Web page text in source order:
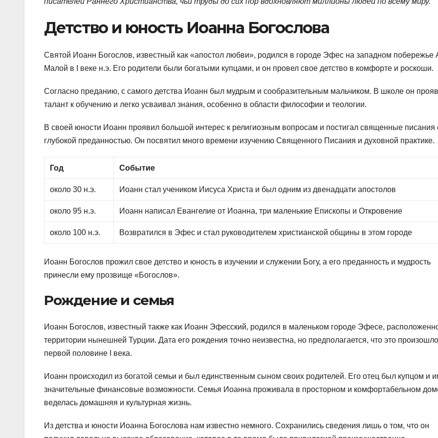
Детство и юность Иоанна Богослова
Святой Иоанн Богослов, известный как «апостол любви», родился в городе Эфес на западном побережье
Малой в I веке н.э. Его родители были богатыми купцами, и он провел свое детство в комфорте и роскоши.
Согласно преданию, с самого детства Иоанн был мудрым и сообразительным мальчиком. В школе он
талант к обучению и легко усваивал знания, особенно в области философии и теологии.
В своей юности Иоанн проявил большой интерес к религиозным вопросам и постигал священные писания
глубокой преданностью. Он посвятил много времени изучению Священного Писания и духовной практике.
Год Событие
около 30 н.э. Иоанн стал учеником Иисуса Христа и был одним из двенадцати апостолов
около 95 н.э. Иоанн написал Евангелие от Иоанна, три маленькие Епископы и Откровение
около 100 н.э. Возвратился в Эфес и стал руководителем христианской общины в этом городе
Иоанн Богослов прожил свое детство и юность в изучении и служении Богу, а его преданность и мудрость
принесли ему прозвище «Богослов».
Рождение и семья
Иоанн Богослов, известный также как Иоанн Эфесский, родился в маленьком городе Эфесе,
территории нынешней Турции. Дата его рождения точно неизвестна, но предполагается, что это
первой половине I века.
Иоанн происходил из богатой семьи и был единственным сыном своих родителей. Его отец был купцом и
значительные финансовые возможности. Семья Иоанна проживала в просторном и комфортабельном
веделась домашняя и культурная жизнь.
Из детства и юности Иоанна Богослова нам известно немного. Сохранились сведения лишь о том, что он